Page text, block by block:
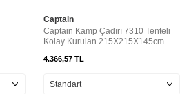
Captain
Captain Kamp Çadırı 7310 Tenteli
Kolay Kurulan 215X215X145cm
4.366,57 TL